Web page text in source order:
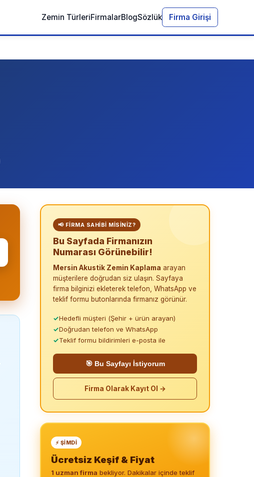
Zemin TürleriFirmalarBlogSözlük Firma Girişi
📢 FIRMA SAHIBI MISINIZ?
Bu Sayfada Firmanızın
Numarası Görünebilir!
Mersin Akustik Zemin Kaplama arayan
müşterilere doğrudan siz ulaşın. Sayfaya
firma bilginizi ekleterek telefon, WhatsApp ve
teklif formu butonlarında firmanız görünür.
✓Hedefli müşteri (Şehir + ürün arayan)
✓Doğrudan telefon ve WhatsApp
✓Teklif formu bildirimleri e-posta ile
🎯 Bu Sayfayı İstiyorum
Firma Olarak Kayıt Ol →
⚡ ŞIMDI
Ücretsiz Keşif & Fiyat
1 uzman firma bekliyor. Dakikalar içinde teklif